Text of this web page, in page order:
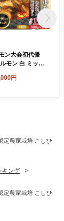
ン大会初代優
モン 白 ミック
ックス 各300
円
定農家栽培 こしひ
キング
定農家栽培 こしひ